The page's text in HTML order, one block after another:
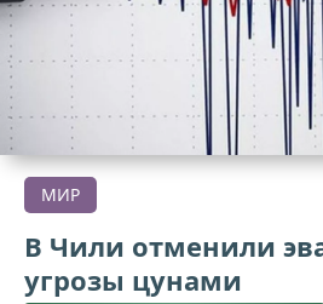
МИР
В Чили отменили
угрозы цунами